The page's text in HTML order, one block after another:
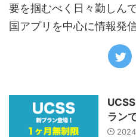
要を掴むべく日々勤しん
国アプリを中心に情報発
ラン